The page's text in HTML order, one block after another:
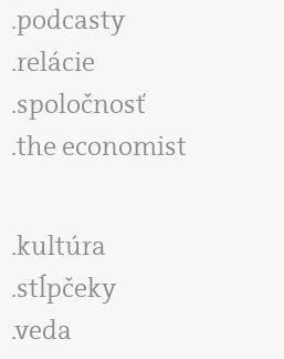
podcasty
relácie
spoločnosť
the economist
kultúra
stĺpčeky
veda